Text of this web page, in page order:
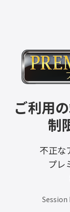
ご利用
制
不正な
プレ